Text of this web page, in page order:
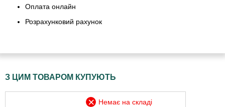
Оплата онлайн
Розрахунковий рахунок
З ЦИМ ТОВАРОМ КУПУЮТЬ
Немає на складі